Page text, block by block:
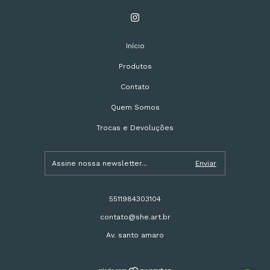
Início
Produtos
Contato
Quem Somos
Trocas e Devoluções
5511984303104
contato@she.art.br
Av. santo amaro